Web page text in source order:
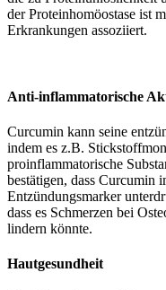
der Proteinhomöostase ist
Erkrankungen assoziiert.
Anti-inflammatorische
Curcumin kann seine
indem es z.B.
proinflammatorische
bestätigen, dass Curcumin
Entzündungsmarker
dass es Schmerzen bei
lindern könnte.
Hautgesundheit